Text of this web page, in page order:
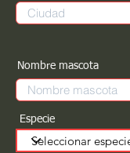
Nombre mascota
Especie